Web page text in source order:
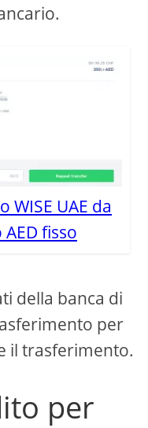
WISE UAE da
fisso
della banca di
per
il trasferimento.
per